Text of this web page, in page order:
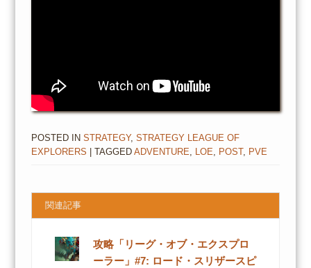
POSTED IN STRATEGY, STRATEGY LEAGUE OF
EXPLORERS
| TAGGED ADVENTURE, LOE, POST, PVE
関連記事
攻略「リーグ・オブ・エクスプロ
ーラー」#7: ロード・スリザースピ